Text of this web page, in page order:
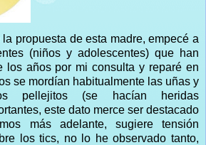
propuesta de esta madre, empecé a
(niños y adolescentes) que han
los años por mi consulta y reparé en
se mordían habitualmente las uñas y
pellejitos (se hacían heridas
este dato merce ser destacado
más adelante, sugiere tensión
los tics, no lo he observado tanto,